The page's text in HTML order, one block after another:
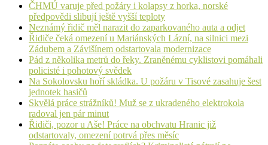
ČHMÚ varuje před požáry i kolapsy z horka, norské
předpovědi slibují ještě vyšší teploty
Neznámý řidič měl narazit do zaparkovaného auta a odjet
Řidiče čeká omezení u Mariánských Lázní, na silnici mezi
Zádubem a Závišínem odstartovala modernizace
Pád z několika metrů do řeky. Zraněnému cyklistovi pomáhali
policisté i pohotový svědek
Na Sokolovsku hoří skládka. U požáru v Tisové zasahuje šest
jednotek hasičů
Skvělá práce strážníků! Muž se z ukradeného elektrokola
radoval jen pár minut
Řidiči, pozor u Aše! Práce na obchvatu Hranic již
odstartovaly, omezení potrvá přes měsíc